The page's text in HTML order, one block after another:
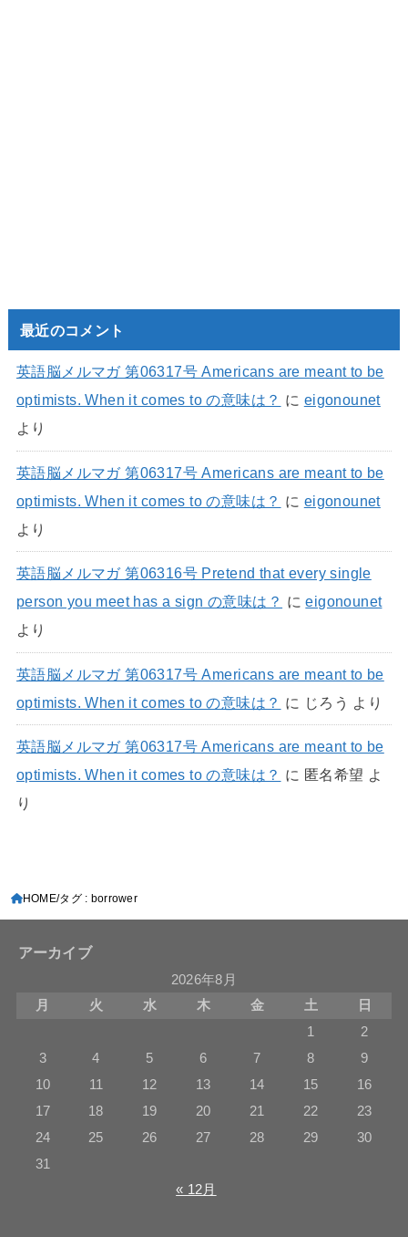
最近のコメント
英語脳メルマガ 第06317号 Americans are meant to be
optimists. When it comes to の意味は？ に eigonounet
より
英語脳メルマガ 第06317号 Americans are meant to be
optimists. When it comes to の意味は？ に eigonounet
より
英語脳メルマガ 第06316号 Pretend that every single
person you meet has a sign の意味は？ にeigonounet
より
英語脳メルマガ 第06317号 Americans are meant to be
optimists. When it comes to の意味は？ に じろう より
英語脳メルマガ 第06317号 Americans are meant to be
optimists. When it comes to の意味は？ に 匿名希望 よ
り
HOME タグ : borrower
アーカイブ
2026年8月
月
火 水 木 金 土
日
1
2
3
4 5 6 7 8
9
10
11 12 13 14 15
16
17
18 19 20 21 22
23
24
25 26 27 28 29
30
31
« 12月